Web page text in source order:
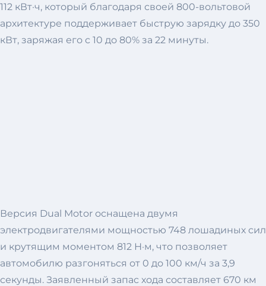
112 кВт·ч, который благодаря своей 800-вольтовой
архитектуре поддерживает быструю зарядку до 350
кВт, заряжая его с 10 до 80% за 22 минуты.
Версия Dual Motor оснащена двумя
электродвигателями мощностью 748 лошадиных сил
и крутящим моментом 812 Н·м, что позволяет
автомобилю разгоняться от 0 до 100 км/ч за 3,9
секунды. Заявленный запас хода составляет 670 км